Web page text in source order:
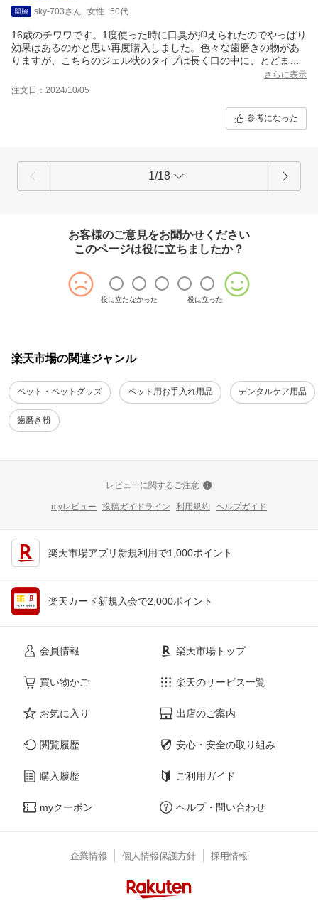
sky-703さん
女性 50代
16歳のチワワです。1度使った時に口臭が抑えられたのでやっぱり
効果はあるのかと思い再度購入しました。色々な歯磨きの物があ
りますが、こちらのジェル状のタイプは長く口の中に、とどまる
からいいのかもしれません。歯石は取れなくても匂いや歯肉の腫
れや出血などが改善すればリピートしていこうかなと思います。
ちなみに歯茎に塗るのは嫌がるのでそのまま舐めさせています。
さらに表示
注文日：2024/10/05
参考になった
1/18
お客様のご意見をお聞かせください
このページは役に立ちましたか？
役に立たなかった 役に立った
楽天市場の関連ジャンル
ペット・ペットグッズ ペット用お手入れ用品 デンタルケア用品
歯磨き粉
レビューに関するご注意
myレビュー 投稿ガイドライン 利用規約 ヘルプガイド
楽天市場アプリ新規利用で1,000ポイント
楽天カード新規入会で2,000ポイント
会員情報
買い物かご
お気に入り
閲覧履歴
購入履歴
myクーポン
楽天市場トップ
楽天のサービス一覧
出店のご案内
安心・安全の取り組み
ご利用ガイド
ヘルプ・問い合わせ
企業情報 個人情報保護方針 採用情報